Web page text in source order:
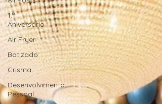
1.º
Aniversário
Air Fryer
Batizado
Crisma
Desenvolvimento
Pessoal